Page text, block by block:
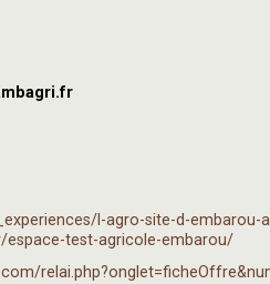
l-agro-site-d-embarou-
espace-test-agricole-embarou/